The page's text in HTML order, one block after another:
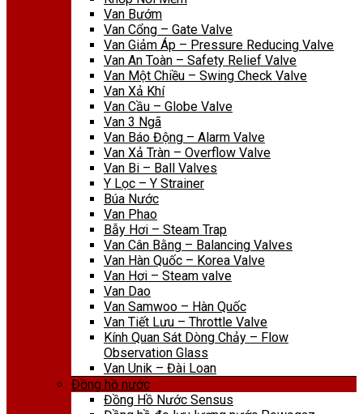
Van Bướm
Van Cổng – Gate Valve
Van Giảm Áp – Pressure Reducing Valve
Van An Toàn – Safety Relief Valve
Van Một Chiều – Swing Check Valve
Van Xả Khí
Van Cầu – Globe Valve
Van 3 Ngã
Van Báo Động – Alarm Valve
Van Xả Tràn – Overflow Valve
Van Bi – Ball Valves
Y Lọc – Y Strainer
Búa Nước
Van Phao
Bẫy Hơi – Steam Trap
Van Cân Bằng – Balancing Valves
Van Hàn Quốc – Korea Valve
Van Hơi – Steam valve
Van Dao
Van Samwoo – Hàn Quốc
Van Tiết Lưu – Throttle Valve
Kính Quan Sát Dòng Chảy – Flow
Observation Glass
Van Unik – Đài Loan
Đồng hồ nước
Đồng Hồ Nước Sensus